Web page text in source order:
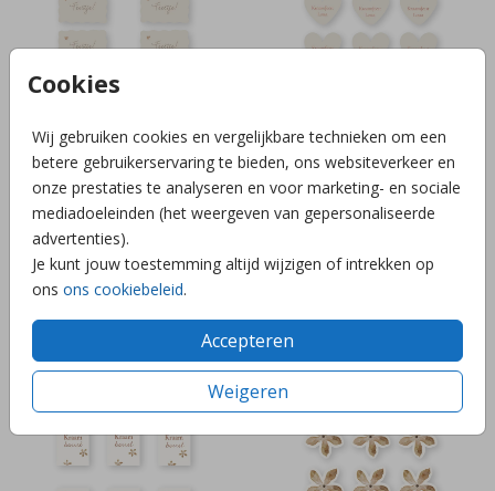
Cookies
Wij gebruiken cookies en vergelijkbare technieken om een
betere gebruikerservaring te bieden, ons websiteverkeer en
onze prestaties te analyseren en voor marketing- en sociale
mediadoeleinden (het weergeven van gepersonaliseerde
advertenties).
Je kunt jouw toestemming altijd wijzigen of intrekken op
ons ons cookiebeleid.
Accepteren
Weigeren
KRAAMBORRELKAARTJES GOLF KRAAMBORRELKAARTJES HART
KRAAMBORRELKAARTJES SCHELP KRAAMBORRELKAARTJES 5x8CM